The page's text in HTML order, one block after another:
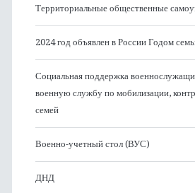
Территориальные общественные
2024 год объявлен в России Годом
Социальная поддержка
военную службу по мобилизации,
семей
Военно-учетный стол (ВУС)
ДНД